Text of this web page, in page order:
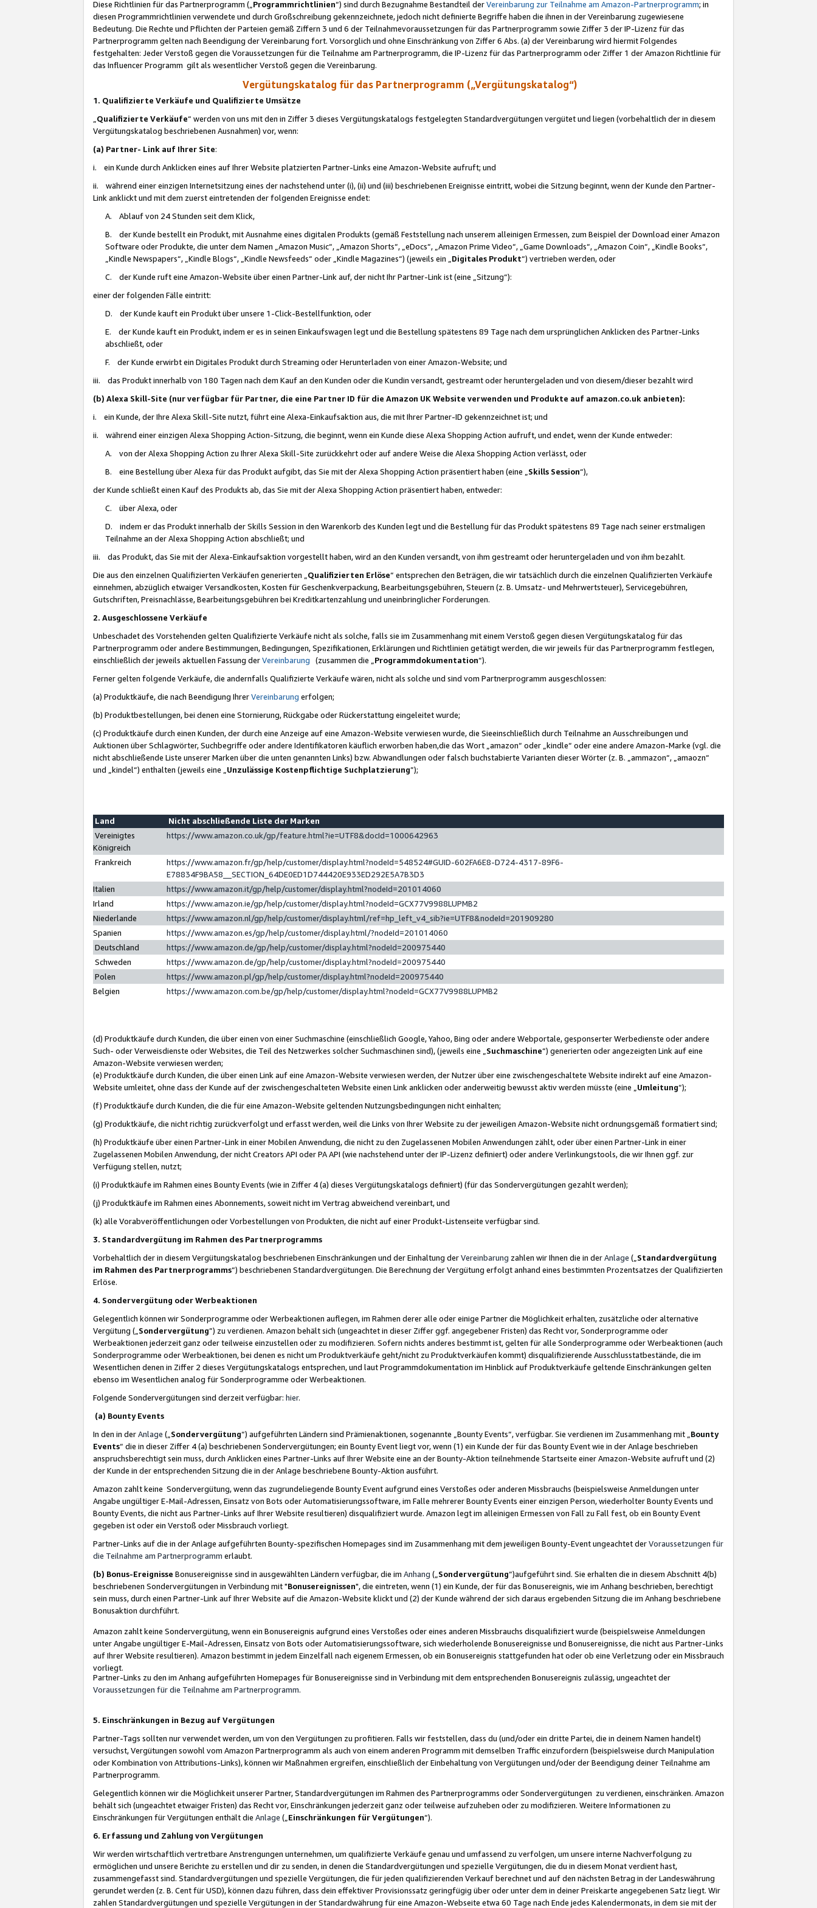
Diese Richtlinien für das Partnerprogramm („Programmrichtlinien“) sind durch Bezugnahme Bestandteil derVereinbarung zur Teilnahme am Amazon-Partnerprogramm; in
diesen Programmrichtlinien verwendete und durch Großschreibung gekennzeichnete, jedoch nicht definierte Begriffe haben die ihnen in der Vereinbarung zugewiesene
Bedeutung. Die Rechte und Pflichten der Parteien gemäß Ziffern 3 und 6 der Teilnahmevoraussetzungen für das Partnerprogramm sowie Ziffer 3 der IP-Lizenz für das
Partnerprogramm gelten nach Beendigung der Vereinbarung fort. Vorsorglich und ohne Einschränkung von Ziffer 6 Abs. (a) der Vereinbarung wird hiermit Folgendes
festgehalten: Jeder Verstoß gegen die Voraussetzungen für die Teilnahme am Partnerprogramm, die IP-Lizenz für das Partnerprogramm oder Ziffer 1 der Amazon Richtlinie für
das Influencer Programm gilt als wesentlicher Verstoß gegen die Vereinbarung.
Vergütungskatalog für das Partnerprogramm („Vergütungskatalog“)
1. Qualifizierte Verkäufe und Qualifizierte Umsätze
Qualifizierte Verkäufe“ werden von uns mit den in Ziffer 3 dieses Vergütungskatalogs festgelegten Standardvergütungen vergütet und liegen (vorbehaltlich der in diesem
Vergütungskatalog beschriebenen Ausnahmen) vor, wenn:
(a) Partner- Link auf Ihrer Site:
i. ein Kunde durch Anklicken eines auf Ihrer Website platzierten Partner-Links eine Amazon-Website aufruft; und
ii. während einer einzigen Internetsitzung eines der nachstehend unter (i), (ii) und (iii) beschriebenen Ereignisse eintritt, wobei die Sitzung beginnt, wenn der Kunde den Partner-
Link anklickt und mit dem zuerst eintretenden der folgenden Ereignisse endet:
A. Ablauf von 24 Stunden seit dem Klick,
B. der Kunde bestellt ein Produkt, mit Ausnahme eines digitalen Produkts (gemäß Feststellung nach unserem alleinigen Ermessen, zum Beispiel der Download einer Amazon
Software oder Produkte, die unter dem Namen „Amazon Music“, „Amazon Shorts“, „eDocs“, „Amazon Prime Video“, „Game Downloads“, „Amazon Coin“, „Kindle Books“,
„Kindle Newspapers“, „Kindle Blogs“, „Kindle Newsfeeds“ oder „Kindle Magazines“) (jeweils ein „ Digitales Produkt“) vertrieben werden, oder
C. der Kunde ruft eine Amazon-Website über einen Partner-Link auf, der nicht Ihr Partner-Link ist (eine „Sitzung“):
einer der folgenden Fälle eintritt:
D. der Kunde kauft ein Produkt über unsere 1-Click-Bestellfunktion, oder
E. der Kunde kauft ein Produkt, indem er es in seinen Einkaufswagen legt und die Bestellung spätestens 89 Tage nach dem ursprünglichen Anklicken des Partner-Links
abschließt, oder
F. der Kunde erwirbt ein Digitales Produkt durch Streaming oder Herunterladen von einer Amazon-Website; und
iii. das Produkt innerhalb von 180 Tagen nach dem Kauf an den Kunden oder die Kundin versandt, gestreamt oder heruntergeladen und von diesem/dieser bezahlt wird
(b) Alexa Skill-Site (nur verfügbar für Partner, die eine Partner ID für die Amazon UK Website verwenden und Produkte auf amazon.co.uk anbieten):
i. ein Kunde, der Ihre Alexa Skill-Site nutzt, führt eine Alexa-Einkaufsaktion aus, die mit Ihrer Partner-ID gekennzeichnet ist; und
ii. während einer einzigen Alexa Shopping Action-Sitzung, die beginnt, wenn ein Kunde diese Alexa Shopping Action aufruft, und endet, wenn der Kunde entweder:
A. von der Alexa Shopping Action zu Ihrer Alexa Skill-Site zurückkehrt oder auf andere Weise die Alexa Shopping Action verlässt, oder
B. eine Bestellung über Alexa für das Produkt aufgibt, das Sie mit der Alexa Shopping Action präsentiert haben (eine „ Skills Session“),
der Kunde schließt einen Kauf des Produkts ab, das Sie mit der Alexa Shopping Action präsentiert haben, entweder:
C. über Alexa, oder
D. indem er das Produkt innerhalb der Skills Session in den Warenkorb des Kunden legt und die Bestellung für das Produkt spätestens 89 Tage nach seiner erstmaligen
Teilnahme an der Alexa Shopping Action abschließt; und
iii. das Produkt, das Sie mit der Alexa-Einkaufsaktion vorgestellt haben, wird an den Kunden versandt, von ihm gestreamt oder heruntergeladen und von ihm bezahlt.
Die aus den einzelnen Qualifizierten Verkäufen generierten „ Qualifizierten Erlöse“ entsprechen den Beträgen, die wir tatsächlich durch die einzelnen Qualifizierten Verkäufe
einnehmen, abzüglich etwaiger Versandkosten, Kosten für Geschenkverpackung, Bearbeitungsgebühren, Steuern (z. B. Umsatz- und Mehrwertsteuer), Servicegebühren,
Gutschriften, Preisnachlässe, Bearbeitungsgebühren bei Kreditkartenzahlung und uneinbringlicher Forderungen.
2. Ausgeschlossene Verkäufe
Unbeschadet des Vorstehenden gelten Qualifizierte Verkäufe nicht als solche, falls sie im Zusammenhang mit einem Verstoß gegen diesen Vergütungskatalog für das
Partnerprogramm oder andere Bestimmungen, Bedingungen, Spezifikationen, Erklärungen und Richtlinien getätigt werden, die wir jeweils für das Partnerprogramm festlegen,
einschließlich der jeweils aktuellen Fassung derVereinbarung (zusammen die „ Programmdokumentation“).
Ferner gelten folgende Verkäufe, die andernfalls Qualifizierte Verkäufe wären, nicht als solche und sind vom Partnerprogramm ausgeschlossen:
(a) Produktkäufe, die nach Beendigung IhrerVereinbarung erfolgen;
(b) Produktbestellungen, bei denen eine Stornierung, Rückgabe oder Rückerstattung eingeleitet wurde;
(c) Produktkäufe durch einen Kunden, der durch eine Anzeige auf eine Amazon-Website verwiesen wurde, die Sieeinschließlich durch Teilnahme an Ausschreibungen und
Auktionen über Schlagwörter, Suchbegriffe oder andere Identifikatoren käuflich erworben haben,die das Wort „amazon“ oder „kindle“ oder eine andere Amazon-Marke (vgl. die
nicht abschließende Liste unserer Marken über die unten genannten Links) bzw. Abwandlungen oder falsch buchstabierte Varianten dieser Wörter (z. B. „ammazon“, „amaozn“
und „kindel“) enthalten (jeweils eine „ Unzulässige Kostenpflichtige Suchplatzierung”);
Land
Nicht abschließende Liste der Marken
Vereinigtes
Königreich
https://www.amazon.co.uk/gp/feature.html?ie=UTF8&docId=1000642963
Frankreich
https://www.amazon.fr/gp/help/customer/display.html?nodeId=548524#GUID-602FA6E8-D724-4317-89F6-
E78834F9BA58__SECTION_64DE0ED1D744420E933ED292E5A7B3D3
Italien
https://www.amazon.it/gp/help/customer/display.html?nodeId=201014060
Irland
https://www.amazon.ie/gp/help/customer/display.html?nodeId=GCX77V9988LUPMB2
Niederlande
https://www.amazon.nl/gp/help/customer/display.html/ref=hp_left_v4_sib?ie=UTF8&nodeId=201909280
Spanien
https://www.amazon.es/gp/help/customer/display.html/?nodeId=201014060
Deutschland
https://www.amazon.de/gp/help/customer/display.html?nodeId=200975440
Schweden
https://www.amazon.de/gp/help/customer/display.html?nodeId=200975440
Polen
https://www.amazon.pl/gp/help/customer/display.html?nodeId=200975440
Belgien
https://www.amazon.com.be/gp/help/customer/display.html?nodeId=GCX77V9988LUPMB2
(d) Produktkäufe durch Kunden, die über einen von einer Suchmaschine (einschließlich Google, Yahoo, Bing oder andere Webportale, gesponserter Werbedienste oder andere
Such- oder Verweisdienste oder Websites, die Teil des Netzwerkes solcher Suchmaschinen sind), (jeweils eine „ Suchmaschine“) generierten oder angezeigten Link auf eine
Amazon-Website verwiesen werden;
(e) Produktkäufe durch Kunden, die über einen Link auf eine Amazon-Website verwiesen werden, der Nutzer über eine zwischengeschaltete Website indirekt auf eine Amazon-
Website umleitet, ohne dass der Kunde auf der zwischengeschalteten Website einen Link anklicken oder anderweitig bewusst aktiv werden müsste (eine „ Umleitung“);
(f) Produktkäufe durch Kunden, die die für eine Amazon-Website geltenden Nutzungsbedingungen nicht einhalten;
(g) Produktkäufe, die nicht richtig zurückverfolgt und erfasst werden, weil die Links von Ihrer Website zu der jeweiligen Amazon-Website nicht ordnungsgemäß formatiert sind;
(h) Produktkäufe über einen Partner-Link in einer Mobilen Anwendung, die nicht zu den Zugelassenen Mobilen Anwendungen zählt, oder über einen Partner-Link in einer
Zugelassenen Mobilen Anwendung, der nicht Creators API oder PA API (wie nachstehend unter der IP-Lizenz definiert) oder andere Verlinkungstools, die wir Ihnen ggf. zur
Verfügung stellen, nutzt;
(i) Produktkäufe im Rahmen eines Bounty Events (wie in Ziffer 4 (a) dieses Vergütungskatalogs definiert) (für das Sondervergütungen gezahlt werden);
(j) Produktkäufe im Rahmen eines Abonnements, soweit nicht im Vertrag abweichend vereinbart, und
(k) alle Vorabveröffentlichungen oder Vorbestellungen von Produkten, die nicht auf einer Produkt-Listenseite verfügbar sind.
3. Standardvergütung im Rahmen des Partnerprogramms
Vorbehaltlich der in diesem Vergütungskatalog beschriebenen Einschränkungen und der Einhaltung derVereinbarung zahlen wir Ihnen die in derAnlage („ Standardvergütung
im Rahmen des Partnerprogramms“) beschriebenen Standardvergütungen. Die Berechnung der Vergütung erfolgt anhand eines bestimmten Prozentsatzes der Qualifizierten
Erlöse.
4. Sondervergütung oder Werbeaktionen
Gelegentlich können wir Sonderprogramme oder Werbeaktionen auflegen, im Rahmen derer alle oder einige Partner die Möglichkeit erhalten, zusätzliche oder alternative
Vergütung („ Sondervergütung”) zu verdienen. Amazon behält sich (ungeachtet in dieser Ziffer ggf. angegebener Fristen) das Recht vor, Sonderprogramme oder
Werbeaktionen jederzeit ganz oder teilweise einzustellen oder zu modifizieren. Sofern nichts anderes bestimmt ist, gelten für alle Sonderprogramme oder Werbeaktionen (auch
Sonderprogramme oder Werbeaktionen, bei denen es nicht um Produktverkäufe geht/nicht zu Produktverkäufen kommt) disqualifizierende Ausschlusstatbestände, die im
Wesentlichen denen in Ziffer 2 dieses Vergütungskatalogs entsprechen, und laut Programmdokumentation im Hinblick auf Produktverkäufe geltende Einschränkungen gelten
ebenso im Wesentlichen analog für Sonderprogramme oder Werbeaktionen.
Folgende Sondervergütungen sind derzeit verfügbar: hier.
(a) Bounty Events
In den in derAnlage („ Sondervergütung“) aufgeführten Ländern sind Prämienaktionen, sogenannte „Bounty Events“, verfügbar. Sie verdienen im Zusammenhang mit „ Bounty
Events“ die in dieser Ziffer 4 (a) beschriebenen Sondervergütungen; ein Bounty Event liegt vor, wenn (1) ein Kunde der für das Bounty Event wie in der Anlage beschrieben
anspruchsberechtigt sein muss, durch Anklicken eines Partner-Links auf Ihrer Website eine an der Bounty-Aktion teilnehmende Startseite einer Amazon-Website aufruft und (2)
der Kunde in der entsprechenden Sitzung die in der Anlage beschriebene Bounty-Aktion ausführt.
Amazon zahlt keine Sondervergütung, wenn das zugrundeliegende Bounty Event aufgrund eines Verstoßes oder anderen Missbrauchs (beispielsweise Anmeldungen unter
Angabe ungültiger E-Mail-Adressen, Einsatz von Bots oder Automatisierungssoftware, im Falle mehrerer Bounty Events einer einzigen Person, wiederholter Bounty Events und
Bounty Events, die nicht aus Partner-Links auf Ihrer Website resultieren) disqualifiziert wurde. Amazon legt im alleinigen Ermessen von Fall zu Fall fest, ob ein Bounty Event
gegeben ist oder ein Verstoß oder Missbrauch vorliegt.
Partner-Links auf die in der Anlage aufgeführten Bounty-spezifischen Homepages sind im Zusammenhang mit dem jeweiligen Bounty-Event ungeachtet derVoraussetzungen für
die Teilnahme am Partnerprogramm erlaubt.
(b) Bonus-Ereignisse Bonusereignisse sind in ausgewählten Ländern verfügbar, die im Anhang („ Sondervergütung“)aufgeführt sind. Sie erhalten die in diesem Abschnitt 4(b)
beschriebenen Sondervergütungen in Verbindung mit "Bonusereignissen", die eintreten, wenn (1) ein Kunde, der für das Bonusereignis, wie im Anhang beschrieben, berechtigt
sein muss, durch einen Partner-Link auf Ihrer Website auf die Amazon-Website klickt und (2) der Kunde während der sich daraus ergebenden Sitzung die im Anhang beschriebene
Bonusaktion durchführt.
Amazon zahlt keine Sondervergütung, wenn ein Bonusereignis aufgrund eines Verstoßes oder eines anderen Missbrauchs disqualifiziert wurde (beispielsweise Anmeldungen
unter Angabe ungültiger E-Mail-Adressen, Einsatz von Bots oder Automatisierungssoftware, sich wiederholende Bonusereignisse und Bonusereignisse, die nicht aus Partner-Links
auf Ihrer Website resultieren). Amazon bestimmt in jedem Einzelfall nach eigenem Ermessen, ob ein Bonusereignis stattgefunden hat oder ob eine Verletzung oder ein Missbrauch
vorliegt.
Partner-Links zu den im Anhang aufgeführten Homepages für Bonusereignisse sind in Verbindung mit dem entsprechenden Bonusereignis zulässig, ungeachtet der
Voraussetzungen für die Teilnahme am Partnerprogramm.
5. Einschränkungen in Bezug auf Vergütungen
Partner-Tags sollten nur verwendet werden, um von den Vergütungen zu profitieren. Falls wir feststellen, dass du (und/oder ein dritte Partei, die in deinem Namen handelt)
versuchst, Vergütungen sowohl vom Amazon Partnerprogramm als auch von einem anderen Programm mit demselben Traffic einzufordern (beispielsweise durch Manipulation
oder Kombination von Attributions-Links), können wir Maßnahmen ergreifen, einschließlich der Einbehaltung von Vergütungen und/oder der Beendigung deiner Teilnahme am
Partnerprogramm.
Gelegentlich können wir die Möglichkeit unserer Partner, Standardvergütungen im Rahmen des Partnerprogramms oder Sondervergütungen zu verdienen, einschränken. Amazon
behält sich (ungeachtet etwaiger Fristen) das Recht vor, Einschränkungen jederzeit ganz oder teilweise aufzuheben oder zu modifizieren. Weitere Informationen zu
Einschränkungen für Vergütungen enthält die Anlage („ Einschränkungen für Vergütungen“).
6. Erfassung und Zahlung von Vergütungen
Wir werden wirtschaftlich vertretbare Anstrengungen unternehmen, um qualifizierte Verkäufe genau und umfassend zu verfolgen, um unsere interne Nachverfolgung zu
ermöglichen und unsere Berichte zu erstellen und dir zu senden, in denen die Standardvergütungen und spezielle Vergütungen, die du in diesem Monat verdient hast,
zusammengefasst sind. Standardvergütungen und spezielle Vergütungen, die für jeden qualifizierenden Verkauf berechnet und auf den nächsten Betrag in der Landeswährung
gerundet werden (z. B. Cent für USD), können dazu führen, dass dein effektiver Provisionssatz geringfügig über oder unter dem in deiner Preiskarte angegebenen Satz liegt. Wir
zahlen Standardvergütungen und spezielle Vergütungen in der Standardwährung für eine Amazon-Webseite etwa 60 Tage nach Ende jedes Kalendermonats, in dem sie mit der